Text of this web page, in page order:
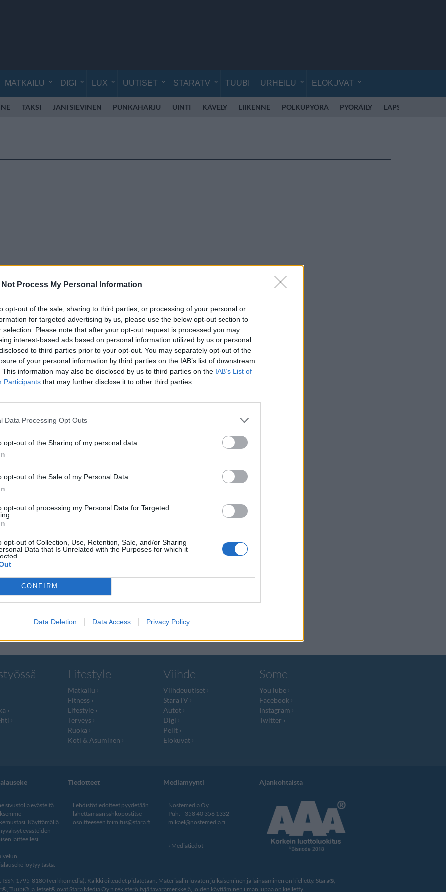
Not Process My Personal Information
opt-out of the sale, sharing to third parties, or processing of your personal or
for targeted advertising by us, please use the below opt-out section to
selection. Please note that after your opt-out request is processed you may
interest-based ads based on personal information utilized by us or personal
to third parties prior to your opt-out. You may separately opt-out of the
of your personal information by third parties on the IAB’s list of downstream
This information may also be disclosed by us to third parties on the IAB’s List of
Participants that may further disclose it to other third parties.
Data Processing Opt Outs
opt-out of the Sharing of my personal data.
opt-out of the Sale of my Personal Data.
opt-out of processing my Personal Data for Targeted
opt-out of Collection, Use, Retention, Sale, and/or Sharing
Data that Is Unrelated with the Purposes for which it
CONFIRM
Data Deletion Data Access Privacy Policy
MATKAILU DIGI LUX UUTISET STARATV TUUBI URHEILU ELOKUVAT
TAKSI JANI SIEVINEN PUNKAHARJU UINTI KÄVELY LIIKENNE POLKUPYÖRÄ PYÖRÄILY LAPSET
kesänä
Kitaristi ei tule Suomeen –
Jon Bon Jovi ja Richie
Sambora ilmiriidoissa
Lifestyle
Matkailu
Fitness
Lifestyle
Terveys
Ruoka
Koti & Asuminen
Viihde
Viihdeuutiset
StaraTV
Autot
Digi
Pelit
Elokuvat
Some
YouTube
Facebook
Instagram
Twitter
sivustolla evästeitä
Käyttämällä
evästeiden
laitteellesi.
löytyy tästä.
Tiedotteet
Lehdistötiedotteet pyydetään
lähettämään sähköpostitse
osoitteeseen toimitus@stara.fi
Mediamyynti
Nostemedia Oy
Puh. +358 40 356 1332
mikael@nostemedia.fi
Mediatiedot
Ajankohtaista
1795-8180 (verkkomedia). Kaikki oikeudet pidätetään. Materiaalin luvaton julkaiseminen ja lainaaminen on kielletty. Stara®,
Tuubi® ja Jetset® ovat Stara Media Oy:n rekisteröityjä tavaramerkkejä, joiden käyttäminen ilman lupaa on kielletty.